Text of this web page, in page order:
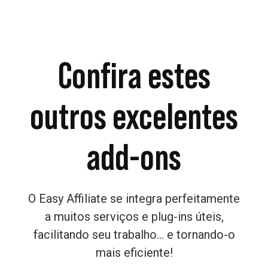
Confira estes
outros excelentes
add-ons
O Easy Affiliate se integra perfeitamente
a muitos serviços e plug-ins úteis,
facilitando seu trabalho... e tornando-o
mais eficiente!